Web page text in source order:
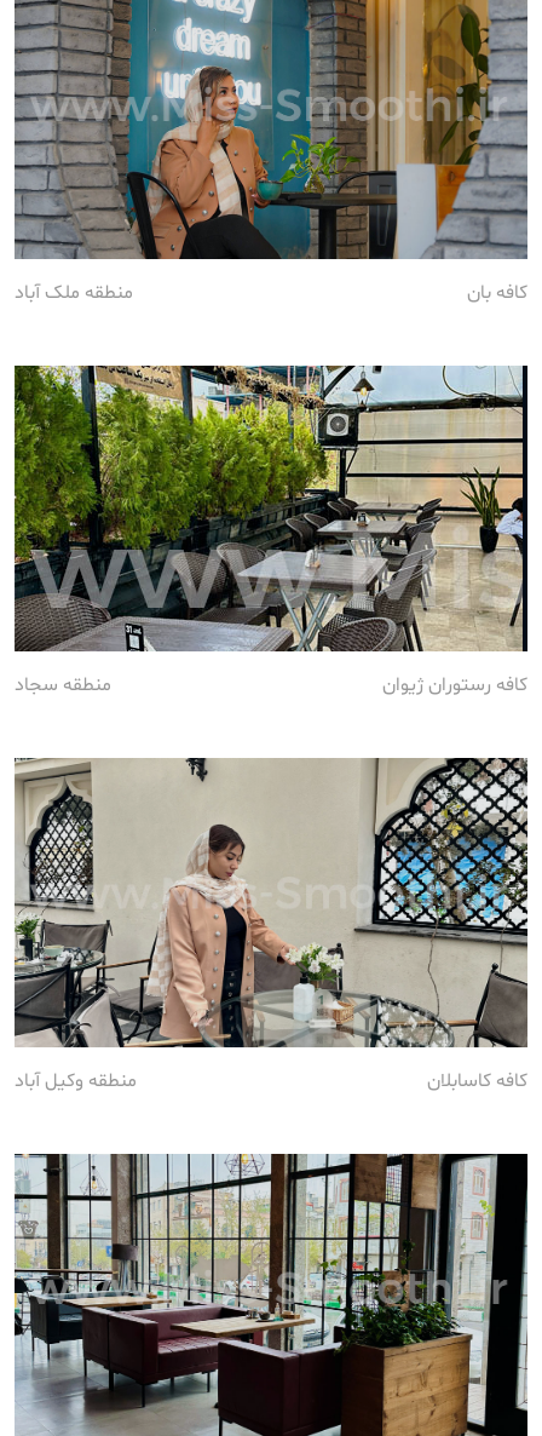
منطقه ملک آباد کافه بان
منطقه سجاد کافه رستوران ژیوان
منطقه وکیل آباد کافه کاسابلان